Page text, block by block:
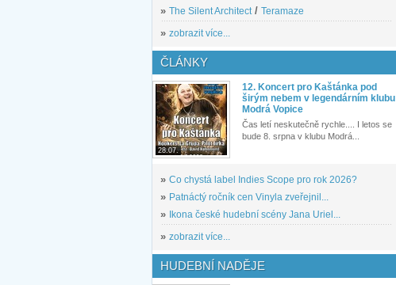
» The Silent Architect / Teramaze
» zobrazit více...
ČLÁNKY
28.07.
12. Koncert pro Kaštánka pod
širým nebem v legendárním klubu
Modrá Vopice
Čas letí neskutečně rychle.... I letos se
bude 8. srpna v klubu Modrá...
» Co chystá label Indies Scope pro rok 2026?
» Patnáctý ročník cen Vinyla zveřejnil...
»
Ikona české hudební scény Jana Uriel...
» zobrazit více...
HUDEBNÍ NADĚJE